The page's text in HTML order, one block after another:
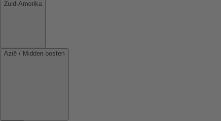
Zuid-Amerika
Azië / Midden oosten